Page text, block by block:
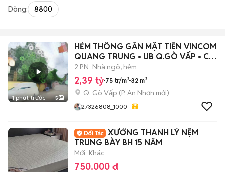
Dòng: 8800
1 phút trước 5
HẺM THÔNG GẦN MẶT TIỀN VINCOM
QUANG TRUNG • UB Q.GÒ VẤP • CHỈ
2T39
2 PN Nhà ngõ, hẻm
2,39 tỷ 75 tr/m² 32 m²
Q. Gò Vấp (P. An Nhơn mới)
27326808_1000
XƯỞNG THANH LÝ NỆM
TRUNG BÀY BH 15 NĂM
Mới Khác
750.000 đ